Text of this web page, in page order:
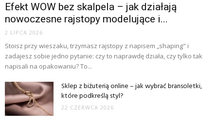
Efekt WOW bez skalpela – jak działają
nowoczesne rajstopy modelujące i...
2 LIPCA 2026
Stoisz przy wieszaku, trzymasz rajstopy z napisem „shaping" i
zadajesz sobie jedno pytanie: czy to naprawdę działa, czy tylko tak
napisali na opakowaniu? To...
Sklep z biżuterią online – jak wybrać bransoletki,
które podkreślą styl?
22 CZERWCA 2026